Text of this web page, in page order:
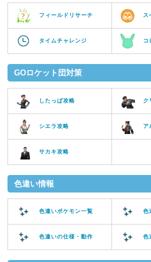
フィールドリサーチ ス
タイムチャレンジ コ
GOロケット団対策
したっぱ攻略 ク
シエラ攻略 ア
サカキ攻略
色違い情報
色違いポケモン一覧 色
色違いの仕様・動作 色